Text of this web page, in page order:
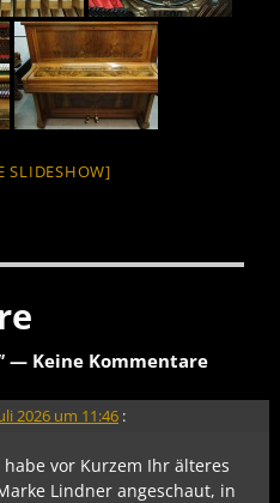
SLIDESHOW]
— Keine Kommentare
2026 um 11:46 :
vor Kurzem Ihr älteres
Lindner angeschaut, in